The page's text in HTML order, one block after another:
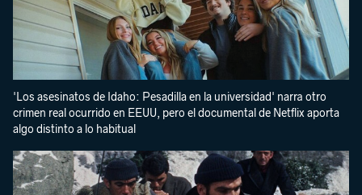
'Los asesinatos de Idaho: Pesadilla en la universidad' narra otro
crimen real ocurrido en EEUU, pero el documental de Netflix aporta
algo distinto a lo habitual